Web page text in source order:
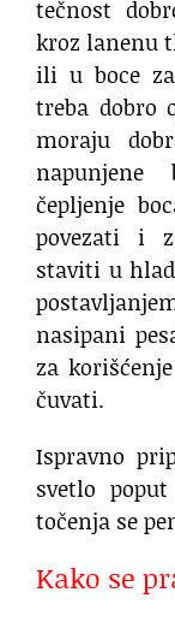
tečnost
kroz lanenu
ili u boce
treba dobro
moraju
čepljenje
povezati i
staviti u
nasipani
za
čuvati.
Ispravno
svetlo
točenja se
Kako se